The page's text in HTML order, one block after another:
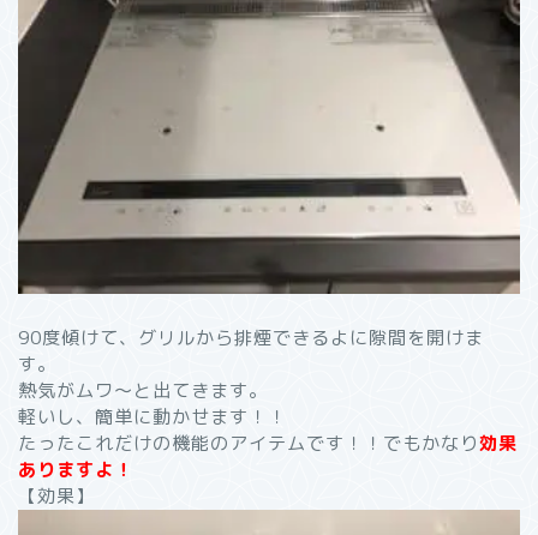
90度傾けて、グリルから排煙できるよに隙間を開けま
す。
熱気がムワ〜と出てきます。
軽いし、簡単に動かせます！！
たったこれだけの機能のアイテムです！！でもかなり効果
ありますよ！
【効果】